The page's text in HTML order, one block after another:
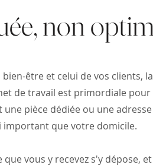
non
être et celui de vos clients,
de travail est primordiale
une pièce dédiée ou une
important que votre domicile.
que vous y recevez s'y dépose,